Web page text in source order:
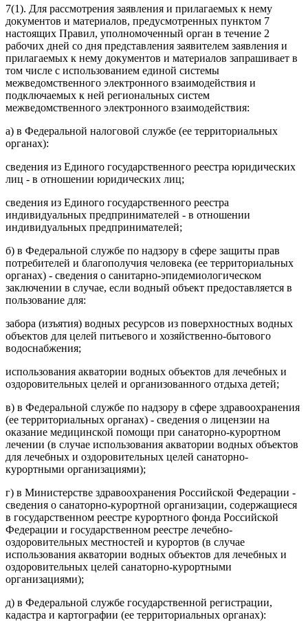
7(1). Для рассмотрения заявления и прилагаемых к нему
документов и материалов, предусмотренных пунктом 7
настоящих Правил, уполномоченный орган в течение 2
рабочих дней со дня представления заявителем заявления и
прилагаемых к нему документов и материалов запрашивает в
том числе с использованием единой системы
межведомственного электронного взаимодействия и
подключаемых к ней региональных систем
межведомственного электронного взаимодействия:
а) в Федеральной налоговой службе (ее территориальных
органах):
сведения из Единого государственного реестра юридических
лиц - в отношении юридических лиц;
сведения из Единого государственного реестра
индивидуальных предпринимателей - в отношении
индивидуальных предпринимателей;
б) в Федеральной службе по надзору в сфере защиты прав
потребителей и благополучия человека (ее территориальных
органах) - сведения о санитарно-эпидемиологическом
заключении в случае, если водный объект предоставляется в
пользование для:
забора (изъятия) водных ресурсов из поверхностных водных
объектов для целей питьевого и хозяйственно-бытового
водоснабжения;
использования акватории водных объектов для лечебных и
оздоровительных целей и организованного отдыха детей;
в) в Федеральной службе по надзору в сфере здравоохранения
(ее территориальных органах) - сведения о лицензии на
оказание медицинской помощи при санаторно-курортном
лечении (в случае использования акватории водных объектов
для лечебных и оздоровительных целей санаторно-
курортными организациями);
г) в Министерстве здравоохранения Российской Федерации -
сведения о санаторно-курортной организации, содержащиеся
в государственном реестре курортного фонда Российской
Федерации и государственном реестре лечебно-
оздоровительных местностей и курортов (в случае
использования акватории водных объектов для лечебных и
оздоровительных целей санаторно-курортными
организациями);
д) в Федеральной службе государственной регистрации,
кадастра и картографии (ее территориальных органах):